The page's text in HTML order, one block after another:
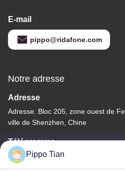
E-mail
pippo@ridafone.com
Notre adresse
Adresse
Adresse: Bloc 205, zone ouest de
ville de Shenzhen, Chine
Télégramme
86--13590447319
Pippo Tian